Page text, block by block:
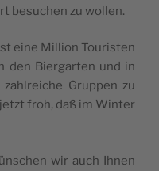
besu­chen zu wollen.
eine Mil­lion Tou­ris­ten
den Bier­gar­ten und in
Grup­pen zu
froh, daß im Win­ter
wir auch Ihnen